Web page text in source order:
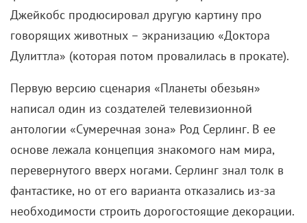
Джейкобс продюсировал другую картину про
говорящих животных – экранизацию «Доктора
Дулиттла» (которая потом провалилась в прокате).
Первую версию сценария «Планеты обезьян»
написал один из создателей телевизионной
антологии «Сумеречная зона» Род Серлинг. В ее
основе лежала концепция знакомого нам мира,
перевернутого вверх ногами. Серлинг знал толк в
фантастике, но от его варианта отказались из-за
необходимости строить дорогостоящие декорации.